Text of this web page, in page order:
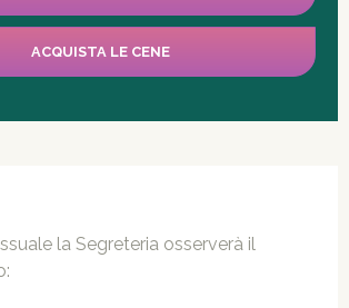
ACQUISTA LE CENE
la Segreteria osserverà il